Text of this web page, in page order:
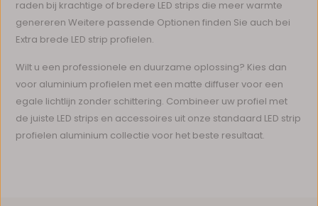
raden bij krachtige of bredere LED strips die meer warmte
genereren Weitere passende Optionen finden Sie auch bei
Extra brede LED strip profielen.
Wilt u een professionele en duurzame oplossing? Kies dan
voor aluminium profielen met een matte diffuser voor een
egale lichtlijn zonder schittering. Combineer uw profiel met
de juiste LED strips en accessoires uit onze standaard LED strip
profielen aluminium collectie voor het beste resultaat.